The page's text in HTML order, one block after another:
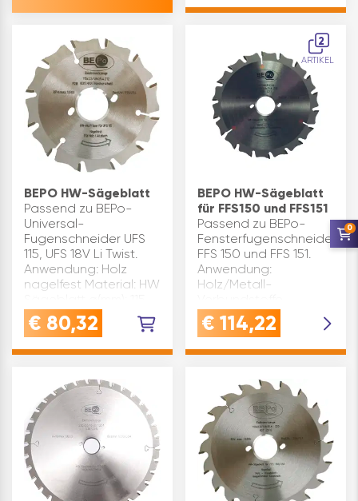
2,5 Zähnezahl: 20
ø(mm): 450
Bohrung(mm): 30
Zahnform:
Wechselzahn (WZ)
posit…
BEPO HW-Sägeblatt
Passend zu BEPo-
Universal-
Fugenschneider UFS
115, UFS 18V Li Twist.
Anwendung: Holz
nagelfest Material: HW
Nutbreite(mm): 2,2
Marke: BEPo
€ 80,32
2
ARTIKEL
BEPO HW-Sägeblatt
für FFS150 und FFS151
Passend zu BEPo-
Fensterfugenschneider
FFS 150 und FFS 151.
Anwendung:
Holz/Metall-
Material: HW
Sägeblatt ø(mm): 150
Inhaltsangabe (ST): 1
€ 114,22
0